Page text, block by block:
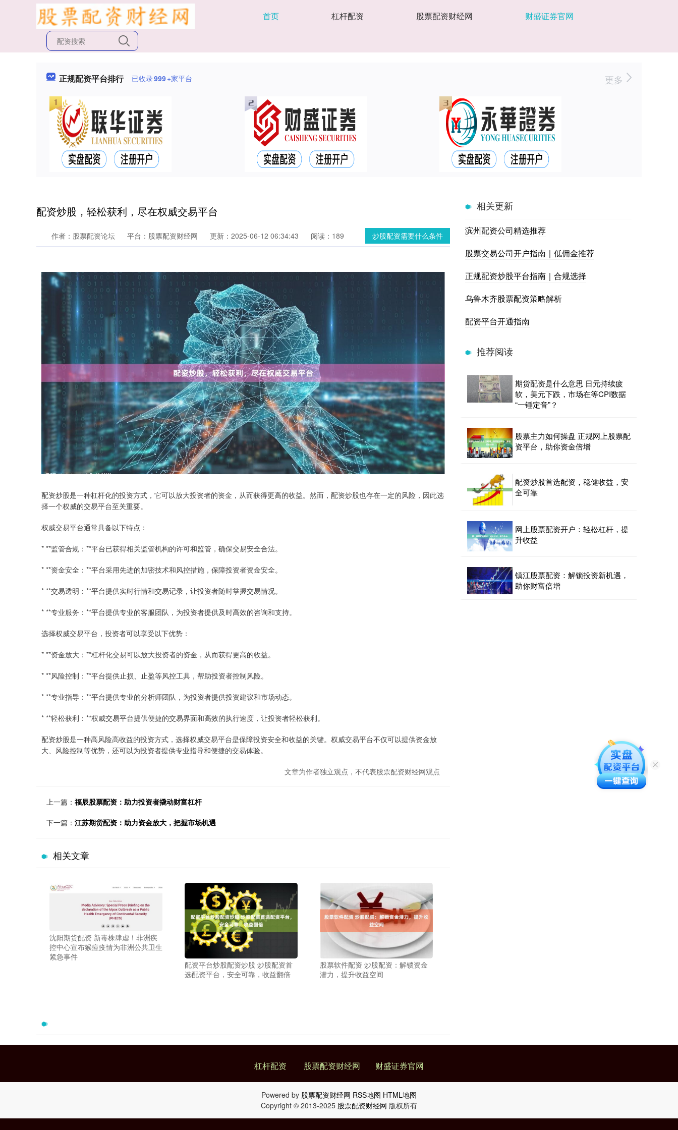
首页 杠杆配资 股票配资财经网 财盛证券官网
正规配资平台排行 已收录999+家平台 更多
配资炒股，轻松获利，尽在权威交易平台
炒股配资需要什么条件
作者：股票配资论坛 平台：股票配资财经网 更新：2025-06-12 06:34:43 阅读：189
配资炒股是一种杠杆化的投资方式，它可以放大投资者的资金，从而获得更高的收益。然而，配资炒股也存在一定的风险，因此选
择一个权威的交易平台至关重要。
权威交易平台通常具备以下特点：
* **监管合规：**平台已获得相关监管机构的许可和监管，确保交易安全合法。
* **资金安全：**平台采用先进的加密技术和风控措施，保障投资者资金安全。
* **交易透明：**平台提供实时行情和交易记录，让投资者随时掌握交易情况。
* **专业服务：**平台提供专业的客服团队，为投资者提供及时高效的咨询和支持。
选择权威交易平台，投资者可以享受以下优势：
* **资金放大：**杠杆化交易可以放大投资者的资金，从而获得更高的收益。
* **风险控制：**平台提供止损、止盈等风控工具，帮助投资者控制风险。
* **专业指导：**平台提供专业的分析师团队，为投资者提供投资建议和市场动态。
* **轻松获利：**权威交易平台提供便捷的交易界面和高效的执行速度，让投资者轻松获利。
配资炒股是一种高风险高收益的投资方式，选择权威交易平台是保障投资安全和收益的关键。权威交易平台不仅可以提供资金放
大、风险控制等优势，还可以为投资者提供专业指导和便捷的交易体验。
文章为作者独立观点，不代表股票配资财经网观点
上一篇： 福辰股票配资：助力投资者撬动财富杠杆
下一篇： 江苏期货配资：助力资金放大，把握市场机遇
相关文章
沈阳期货配资 新毒株肆虐！非洲疾
控中心宣布猴痘疫情为非洲公共卫生
紧急事件
配资平台炒股配资炒股 炒股配资首
选配资平台，安全可靠，收益翻倍
股票软件配资 炒股配资：解锁资金
潜力，提升收益空间
相关更新
滨州配资公司精选推荐
股票交易公司开户指南｜低佣金推荐
正规配资炒股平台指南｜合规选择
乌鲁木齐股票配资策略解析
配资平台开通指南
推荐阅读
期货配资是什么意思 日元持续疲
软，美元下跌，市场在等CPI数据
“一锤定音”？
股票主力如何操盘 正规网上股票配
资平台，助你资金倍增
配资炒股首选配资，稳健收益，安
全可靠
网上股票配资开户：轻松杠杆，提
升收益
镇江股票配资：解锁投资新机遇，
助你财富倍增
杠杆配资 股票配资财经网 财盛证券官网
Powered by 股票配资财经网 RSS地图 HTML地图
Copyright © 2013-2025 股票配资财经网 版权所有